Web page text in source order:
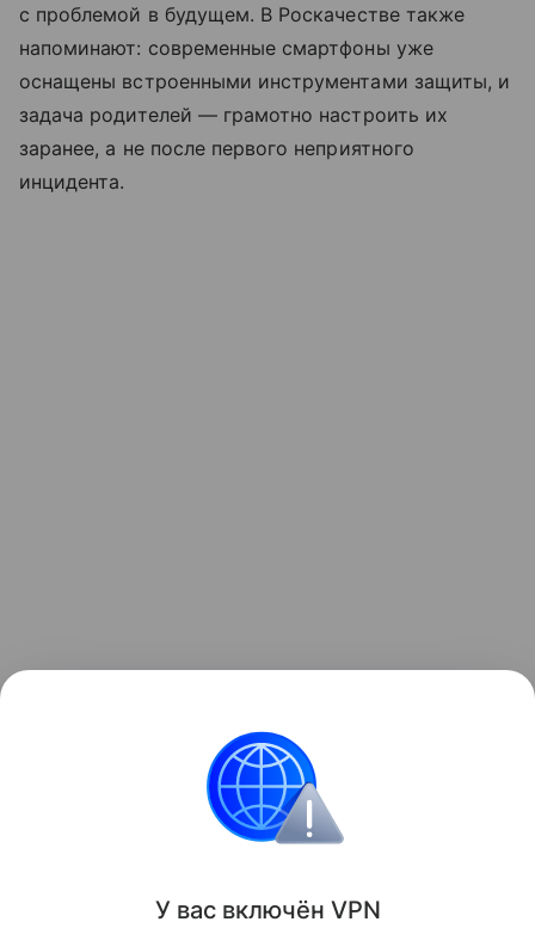
с проблемой в будущем. В Роскачестве также
напоминают: современные смартфоны уже
оснащены встроенными инструментами защиты, и
задача родителей — грамотно настроить их
заранее, а не после первого неприятного
инцидента.
разбирали схемы, которые те применяли.
Кибератаки
Поделиться
У вас включён VPN